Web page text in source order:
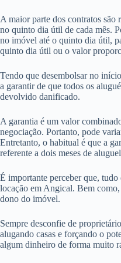
A maior parte dos contratos são
no quinto dia útil de cada mês.
no imóvel até o quinto dia útil,
quinto dia útil ou o valor
Tendo que desembolsar no
a garantir de que todos os
devolvido danificado.
A garantia é um valor
negociação. Portanto, pode
Entretanto, o habitual é que a
referente a dois meses de
É importante perceber que,
locação em Angical. Bem
dono do imóvel.
Sempre desconfie de
alugando casas e forçando o
algum dinheiro de forma muito